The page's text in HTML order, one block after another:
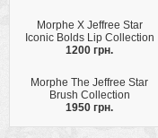
Morphe X Jeffree Star
Iconic Bolds Lip Collection
1200 грн.
Morphe The Jeffree Star
Brush Collection
1950 грн.